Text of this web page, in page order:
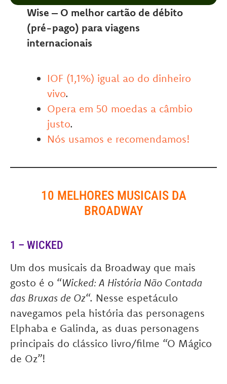
Wise – O melhor cartão de débito
(pré-pago) para viagens
internacionais
IOF (1,1%) igual ao do dinheiro
vivo.
Opera em 50 moedas a câmbio
justo.
Nós usamos e recomendamos!
10 MELHORES MUSICAIS DA
BROADWAY
1 – WICKED
Um dos musicais da Broadway que mais
gosto é o “Wicked: A História Não Contada
das Bruxas de Oz“. Nesse espetáculo
navegamos pela história das personagens
Elphaba e Galinda, as duas personagens
principais do clássico livro/filme “O Mágico
de Oz”!